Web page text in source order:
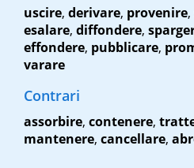
uscire, derivare, provenire,
esalare, diffondere,
effondere, pubblicare,
varare
Contrari
assorbire, contenere,
mantenere, cancellare,